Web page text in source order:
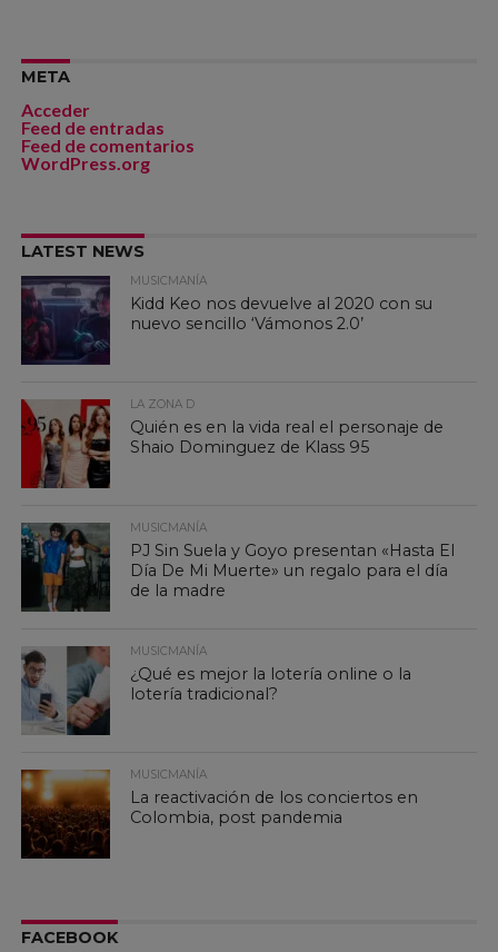
META
Acceder
Feed de entradas
Feed de comentarios
WordPress.org
LATEST NEWS
MUSICMANÍA
Kidd Keo nos devuelve al 2020 con su
nuevo sencillo ‘Vámonos 2.0’
LA ZONA D
Quién es en la vida real el personaje de
Shaio Dominguez de Klass 95
MUSICMANÍA
PJ Sin Suela y Goyo presentan «Hasta El
Día De Mi Muerte» un regalo para el día
de la madre
MUSICMANÍA
¿Qué es mejor la lotería online o la
lotería tradicional?
MUSICMANÍA
La reactivación de los conciertos en
Colombia, post pandemia
FACEBOOK